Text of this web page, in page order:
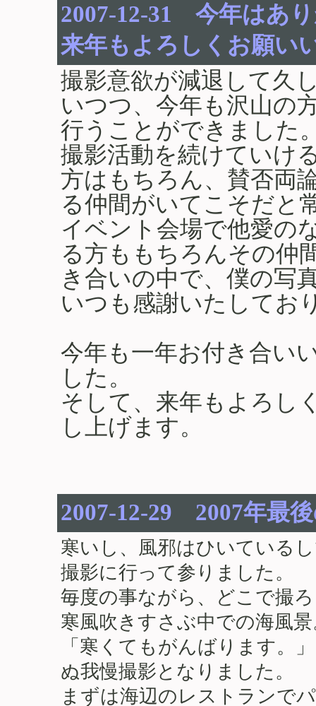
2007-12-31 今年はあ
来年もよろしくお願い
撮影意欲が減退して久
いつつ、今年も沢山の
行うことができました
撮影活動を続けていけ
方はもちろん、賛否両
る仲間がいてこそだと
イベント会場で他愛の
る方ももちろんその仲
き合いの中で、僕の写
いつも感謝いたしてお
今年も一年お付き合い
した。
そして、来年もよろし
し上げます。
2007-12-29 2007年最
寒いし、風邪はひいている
撮影に行って参りました。
毎度の事ながら、どこで撮
寒風吹きすさぶ中での海風
「寒くてもがんばります。
ぬ我慢撮影となりました。
まずは海辺のレストランで